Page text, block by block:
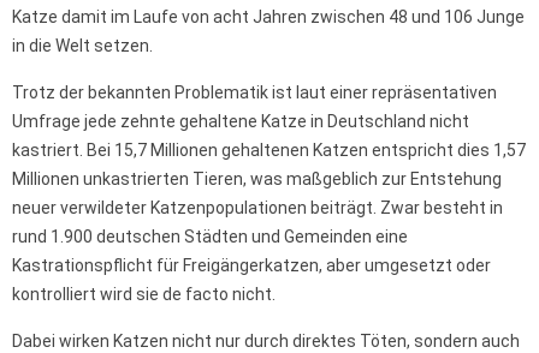
Katze damit im Laufe von acht Jahren zwischen 48 und 106 Junge
in die Welt setzen.
Trotz der bekannten Problematik ist laut einer repräsentativen
Umfrage jede zehnte gehaltene Katze in Deutschland nicht
kastriert. Bei 15,7 Millionen gehaltenen Katzen entspricht dies 1,57
Millionen unkastrierten Tieren, was maßgeblich zur Entstehung
neuer verwildeter Katzenpopulationen beiträgt. Zwar besteht in
rund 1.900 deutschen Städten und Gemeinden eine
Kastrationspflicht für Freigängerkatzen, aber umgesetzt oder
kontrolliert wird sie de facto nicht.
Dabei wirken Katzen nicht nur durch direktes Töten, sondern auch